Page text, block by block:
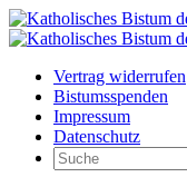
Vertrag widerrufen
Bistumsspenden
Impressum
Datenschutz